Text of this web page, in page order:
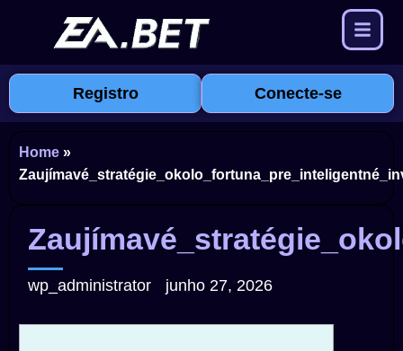
Registro Conecte-se
Home »
wp_administrator junho 27, 2026